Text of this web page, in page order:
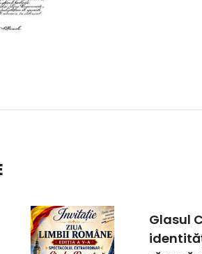
Glasul